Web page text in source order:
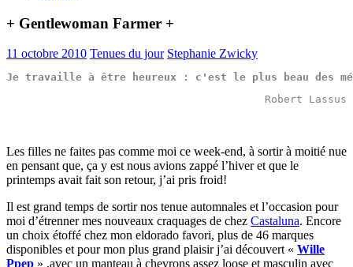
+ Gentlewoman Farmer +
11 octobre 2010 Tenues du jour Stephanie Zwicky
Je travaille à être heureux : c'est le plus beau des
Robert Lassus
Les filles ne faites pas comme moi ce week-end, à sortir à moitié nue
en pensant que, ça y est nous avions zappé l’hiver et que le
printemps avait fait son retour, j’ai pris froid!
Il est grand temps de sortir nos tenue automnales et l’occasion pour
moi d’étrenner mes nouveaux craquages de chez Castaluna. Encore
un choix étoffé chez mon eldorado favori, plus de 46 marques
disponibles et pour mon plus grand plaisir j’ai découvert « Wille
Ppep » ,avec un manteau à chevrons assez loose et masculin avec